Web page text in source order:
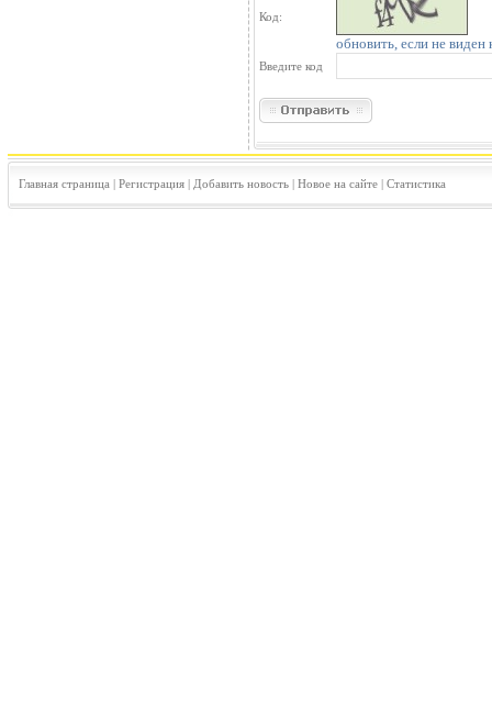
Код:
обновить, если не виден
Введите код
Главная страница | Регистрация| Добавить новость| Новое на сайте| Статистика